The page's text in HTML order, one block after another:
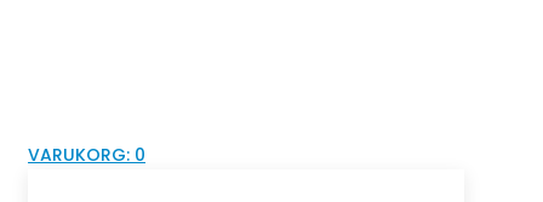
VARUKORG: 0